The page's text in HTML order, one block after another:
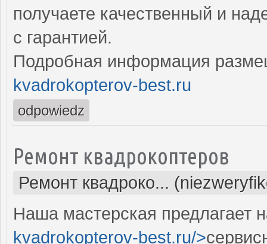
получаете качественный и
с гарантией.
Подробная информация
kvadrokopterov-best.ru
odpowiedz
Ремонт квадрокоптеров
Ремонт квадроко...
Наша мастерская предлагает
kvadrokopterov-best.ru/>